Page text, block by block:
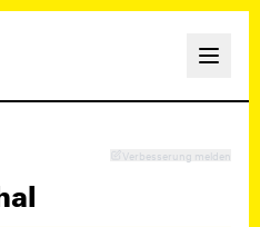
Verbesserung melden